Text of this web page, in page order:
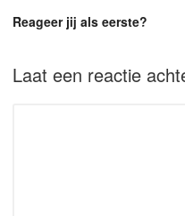
Reageer jij als eerste?
Laat een reactie